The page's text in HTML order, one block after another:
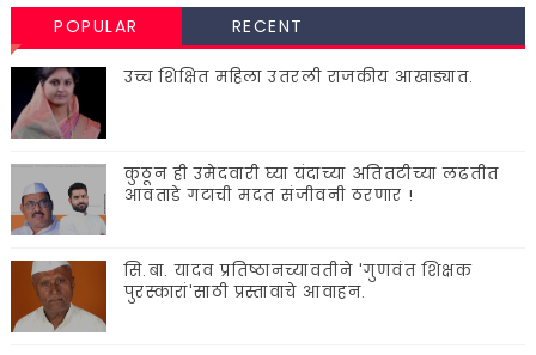
POPULAR RECENT
उच्च शिक्षित महिला उतरली राजकीय आखाड्यात.
कुठून ही उमेदवारी घ्या यंदाच्या अतितटीच्या लढतीत
आवताडे गटाची मदत संजीवनी ठरणार !
सि.बा. यादव प्रतिष्ठानच्यावतीने 'गुणवंत शिक्षक
पुरस्कारां'साठी प्रस्तावाचे आवाहन.